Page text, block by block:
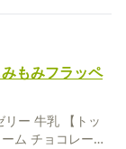
もみフラッペ
リー 牛乳
【トッ
ム チョコレート